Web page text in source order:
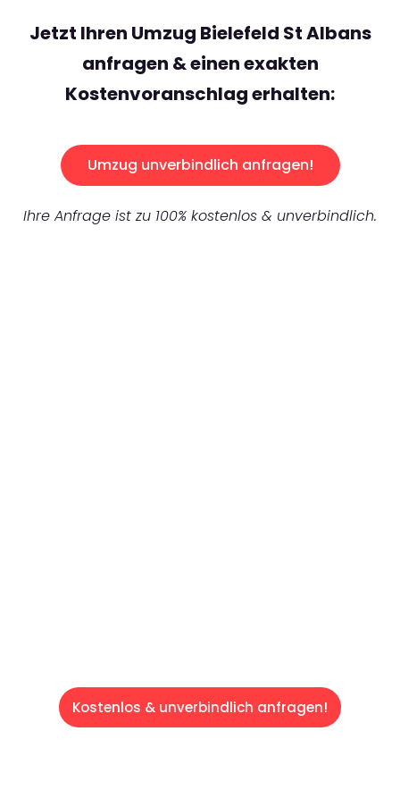
Jetzt Ihren Umzug Bielefeld St Albans
anfragen & einen exakten
Kostenvoranschlag erhalten:
Umzug unverbindlich anfragen!
Ihre Anfrage ist zu 100% kostenlos & unverbindlich.
Kostenlos & unverbindlich anfragen!